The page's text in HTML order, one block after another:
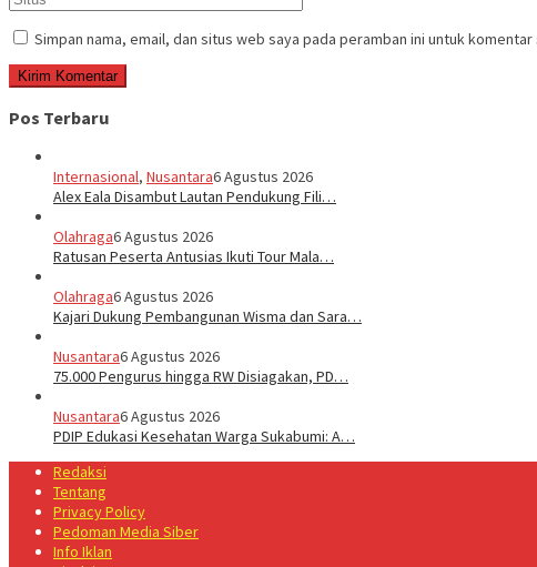
Simpan nama, email, dan situs web saya pada peramban ini untuk
Pos Terbaru
Internasional, Nusantara6 Agustus 2026
Alex Eala Disambut Lautan Pendukung Fili…
Olahraga6 Agustus 2026
Ratusan Peserta Antusias Ikuti Tour Mala…
Olahraga6 Agustus 2026
Kajari Dukung Pembangunan Wisma dan Sara…
Nusantara6 Agustus 2026
75.000 Pengurus hingga RW Disiagakan, PD…
Nusantara6 Agustus 2026
PDIP Edukasi Kesehatan Warga Sukabumi: A…
Redaksi
Tentang
Privacy Policy
Pedoman Media Siber
Info Iklan